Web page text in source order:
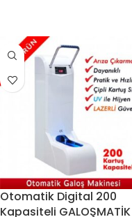
Otomatik Digital 200
Kapasiteli GALOŞMATİK